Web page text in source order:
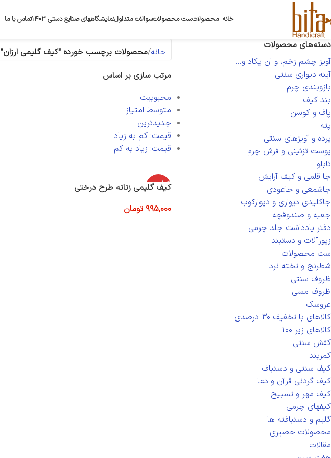
خانه محصولاتست محصولاتسوالات متداولنمایشگاههای صنایع دستی ۱۴۰۳ تماس با ما
دسته‌های محصولات
آویز چشم زخم، و ان یکاد و...
آینه دیواری سنتی
بازوبندی چرم
بند کیف
پاف و کوسن
پته
پرده و آویزهای سنتی
پوست تزئینی و فرش چرم
تابلو
جا قلمی و کیف آرایش
جاشمعی و جاعودی
جاکلیدی دیواری و دیوارکوب
جعبه و صندوقچه
دفتر یادداشت جلد چرمی
زیورآلات و دستبند
ست محصولات
شطرنج و تخته نرد
ظروف سنتی
ظروف مسی
عروسک
کالاهای با تخفیف 30 درصدی
کالاهای زیر ۱۰۰
کفش سنتی
کمربند
کیف سنتی و دستباف
کیف گردنی قرآن و دعا
کیف مهر و تسبیح
کیفهای چرمی
گلیم و دستبافته ها
محصولات حصیری
مقالات
خانه محصولات برچسب خورده “کیف گلیمی ارزان”
مرتب سازی بر اساس
محبوبیت
متوسط امتیاز
جدیدترین
قیمت: کم به زیاد
قیمت: زیاد به کم
اتمام موج
ودی
کیف گلیمی زنانه طرح درختی
995,000 تومان